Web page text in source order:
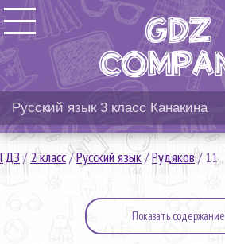
ГДЗ/2 класс/Русский язык/Рудяков/11
Показать содержание